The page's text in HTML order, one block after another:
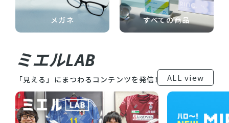
メガネ すべての商品
ミエルLAB
「見える」にまつわるコンテンツを発信！ ALL view